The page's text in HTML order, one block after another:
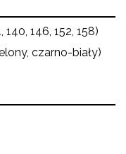
140, 146, 152, 158)
czarno-biały)